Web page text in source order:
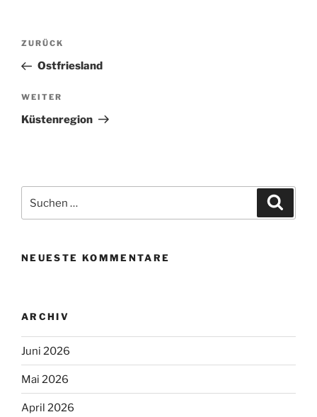
Beitragsnavigation
Vorheriger
Beitrag
ZURÜCK
Ostfriesland
Nächster
Beitrag
WEITER
Küstenregion
nach:
NEUESTE KOMMENTARE
ARCHIV
Juni 2026
Mai 2026
April 2026